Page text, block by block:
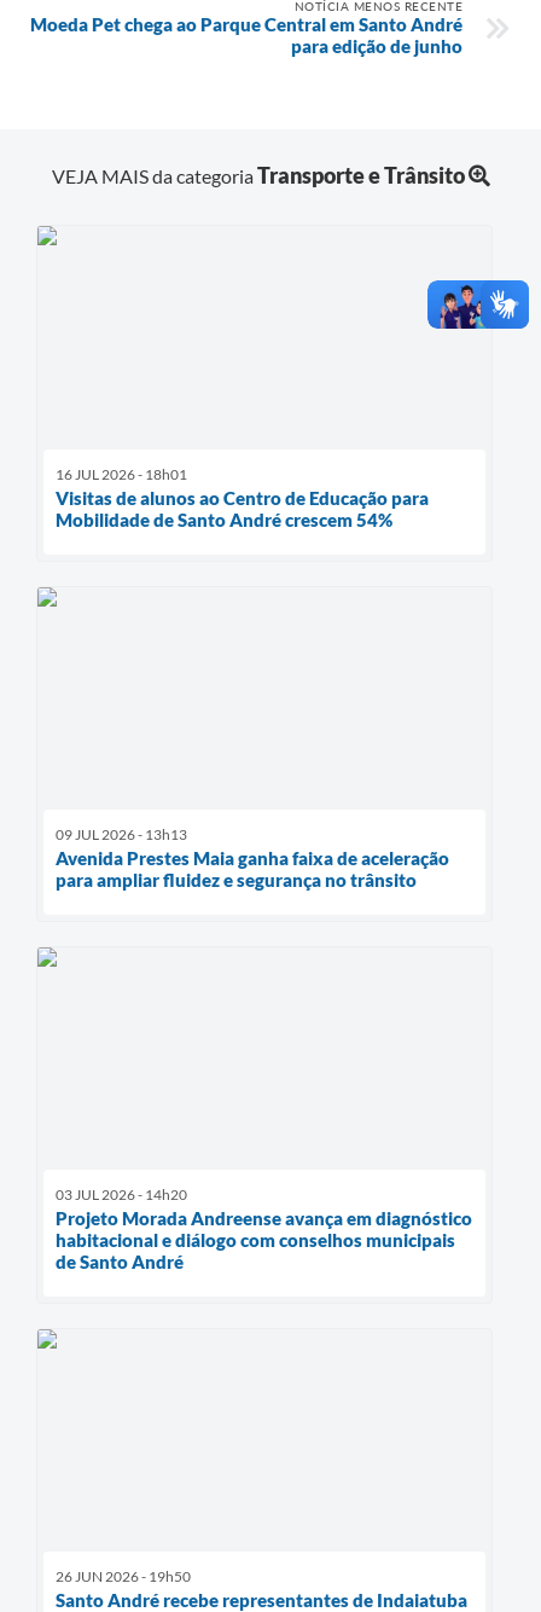
NOTÍCIA MENOS RECENTE
Moeda Pet chega ao Parque Central em Santo André
para edição de junho
VEJA MAIS da categoriaTransporte e Trânsito
16 JUL 2026 - 18h01
Visitas de alunos ao Centro de Educação para
Mobilidade de Santo André crescem 54%
09 JUL 2026 - 13h13
Avenida Prestes Maia ganha faixa de aceleração
para ampliar fluidez e segurança no trânsito
03 JUL 2026 - 14h20
Projeto Morada Andreense avança em diagnóstico
habitacional e diálogo com conselhos municipais
de Santo André
26 JUN 2026 - 19h50
Santo André recebe representantes de Indaiatuba